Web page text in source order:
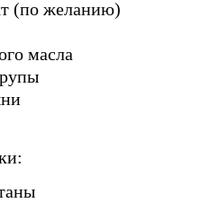
(по желанию)
масла